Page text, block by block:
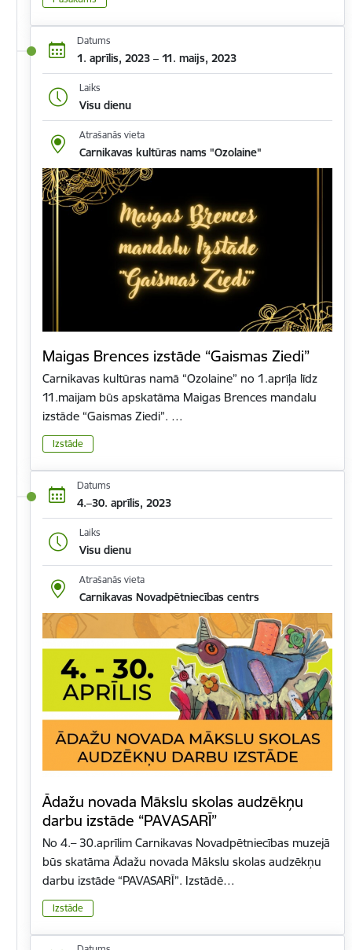
Datums
1. aprīlis, 2023 – 11. maijs, 2023
Laiks
Visu dienu
Atrašanās vieta
Carnikavas kultūras nams "Ozolaine"
Maigas Brences izstāde “Gaismas Ziedi”
Carnikavas kultūras namā “Ozolaine” no 1.aprīļa līdz
11.maijam būs apskatāma Maigas Brences mandalu
izstāde “Gaismas Ziedi”. …
Izstāde
Datums
4.–30. aprīlis, 2023
Laiks
Visu dienu
Atrašanās vieta
Carnikavas Novadpētniecības centrs
Ādažu novada Mākslu skolas audzēkņu
darbu izstāde “PAVASARĪ”
No 4.– 30.aprīlim Carnikavas Novadpētniecības muzejā
būs skatāma Ādažu novada Mākslu skolas audzēkņu
darbu izstāde “PAVASARĪ”. Izstādē…
Izstāde